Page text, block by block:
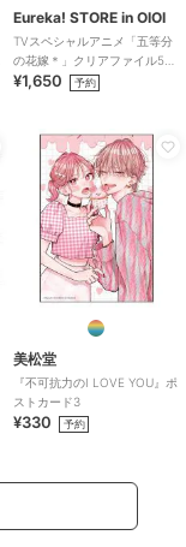
Eureka! STORE in OIOI
TVスペシャルアニメ「五等分
の花嫁＊」クリアファイル5種
セット
¥1,650 予約
美松堂
『不可抗力のI LOVE YOU』ポ
ストカード3
¥330 予約